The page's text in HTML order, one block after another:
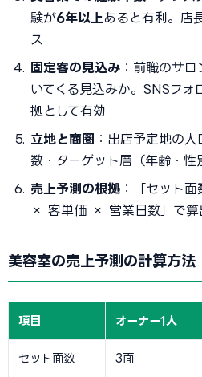
験が6年以上 あると有利。店
ス
固定客の見込み ：前職のサ
いてくる見込みか。SNSフ
拠として有効
立地と商圏 ：出店予定地の
数・ターゲット層（年齢・性
売上予測の根拠 ：「セット
× 客単価 × 営業日数」で算
美容室の売上予測の計算方法
項目 オーナー1人
セット面数 3面